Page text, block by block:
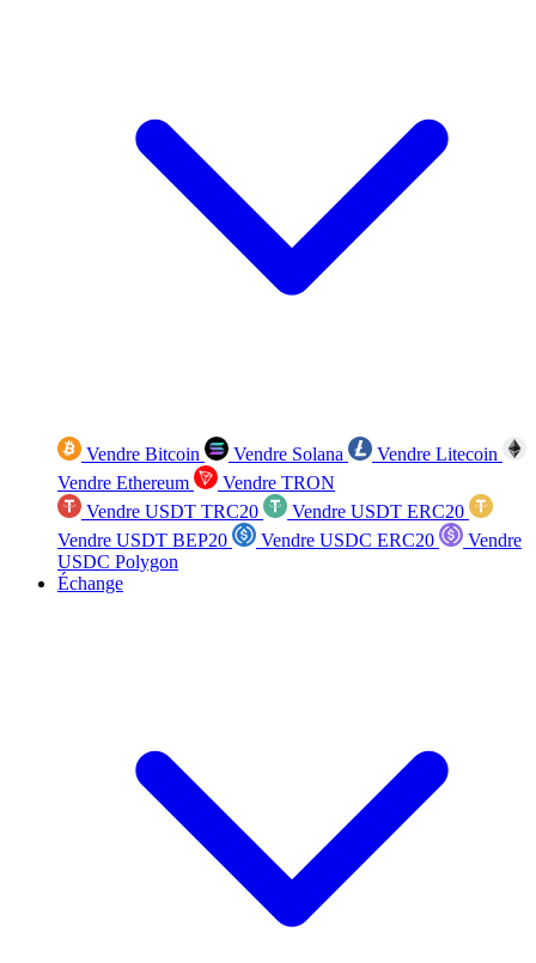
Vendre Bitcoin Vendre Solana
Vendre Litecoin
Vendre Ethereum
Vendre TRON
Vendre USDT TRC20
Vendre USDT ERC20
Vendre USDT BEP20
Vendre USDC ERC20
Vendre
USDC Polygon
Échange